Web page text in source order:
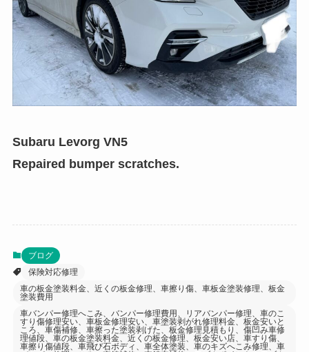
Subaru Levorg VN5
Repaired bumper scratches.
ブログ
保険対応修理
車の板金塗装料金、近くの板金修理、車擦り傷、車板金塗装修理、板金
塗装費用
車バンパー修理へこみ、バンパー修理費用、リアバンパー修理、車のこ
すり傷修理安い、車板金修理安い、車塗装剥がれ修理料金、板金安いと
ころ、車傷補修、車擦った塗装剥げた、板金修理見積もり、傷凹み車修
理値段、車の板金塗装料金、近くの板金修理、板金安い店、車すり傷、
車擦り傷値段、車飛び石ボディ、車全体塗装、車のキズへこみ修理、車